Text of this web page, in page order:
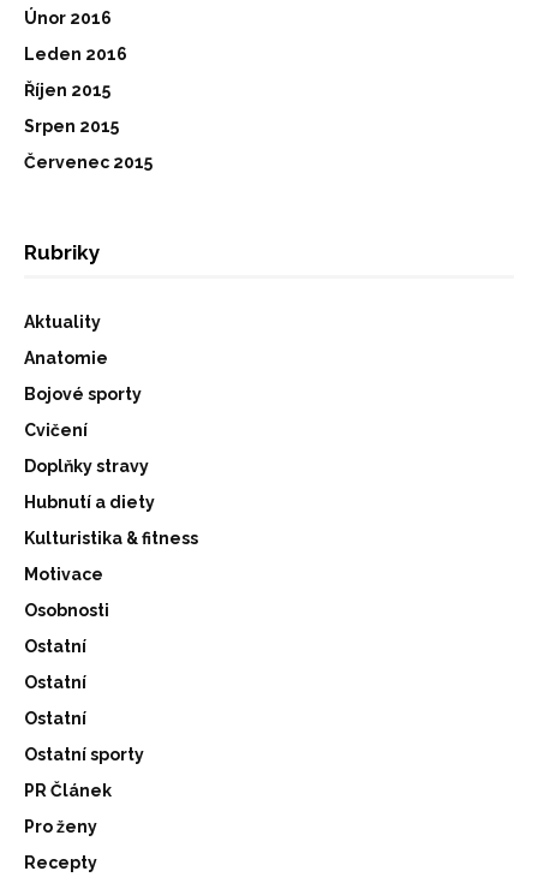
Únor 2016
Leden 2016
Říjen 2015
Srpen 2015
Červenec 2015
Rubriky
Aktuality
Anatomie
Bojové sporty
Cvičení
Doplňky stravy
Hubnutí a diety
Kulturistika & fitness
Motivace
Osobnosti
Ostatní
Ostatní
Ostatní
Ostatní sporty
PR Článek
Pro ženy
Recepty